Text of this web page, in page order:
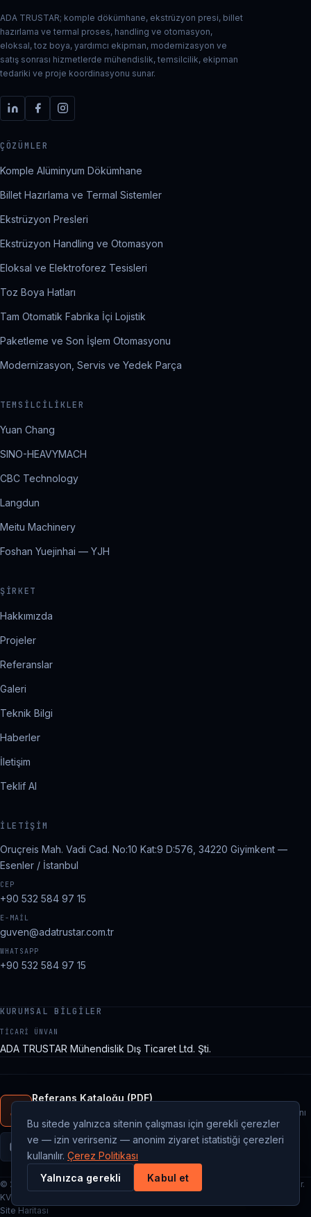
ADA TRUSTAR; komple dökümhane, ekstrüzyon presi, billet
hazırlama ve termal proses, handling ve otomasyon,
eloksal, toz boya, yardımcı ekipman, modernizasyon ve
satış sonrası hizmetlerde mühendislik, temsilcilik, ekipman
tedariki ve proje koordinasyonu sunar.
ÇÖZÜMLER
Komple Alüminyum Dökümhane
Billet Hazırlama ve Termal Sistemler
Ekstrüzyon Presleri
Ekstrüzyon Handling ve Otomasyon
Eloksal ve Elektroforez Tesisleri
Toz Boya Hatları
Tam Otomatik Fabrika İçi Lojistik
Paketleme ve Son İşlem Otomasyonu
Modernizasyon, Servis ve Yedek Parça
TEMSILCILIKLER
Yuan Chang
SINO-HEAVYMACH
CBC Technology
Langdun
Meitu Machinery
Foshan Yuejinhai — YJH
ŞIRKET
Hakkımızda
Projeler
Referanslar
Galeri
Teknik Bilgi
Haberler
İletişim
Teklif Al
İLETIŞIM
Oruçreis Mah. Vadi Cad. No:10 Kat:9 D:576, 34220 Giyimkent —
Esenler / İstanbul
CEP
+90 532 584 97 15
E-MAIL
guven@adatrustar.com.tr
WHATSAPP
+90 532 584 97 15
KURUMSAL BILGILER
TICARI ÜNVAN
ADA TRUSTAR Mühendislik Dış Ticaret Ltd. Şti.
Referans Kataloğu (PDF)
Tüm proje listesini, kurulan pres kapasitelerini ve saha fotoğraflarını
içeren sunumu indirin.
© 2026 ADA TRUSTAR Mühendislik Dış Ticaret Ltd. Şti.. Tüm hakları saklıdır.
KVKK Aydınlatma Metni
Site Haritası
Bu sitede yalnızca sitenin çalışması için gerekli çerezler
ve — izin verirseniz — anonim ziyaret istatistiği çerezleri
kullanılır. Çerez Politikası
Yalnızca gerekli
Kabul et